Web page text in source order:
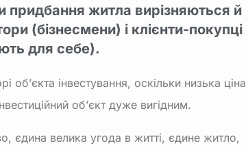
придбання житла вирізняються й
(бізнесмени) і клієнти-покупці
для себе).
об’єкта інвестування, оскільки низька ціна
об’єкт дуже вигідним.
єдина велика угода в житті, єдине житло,